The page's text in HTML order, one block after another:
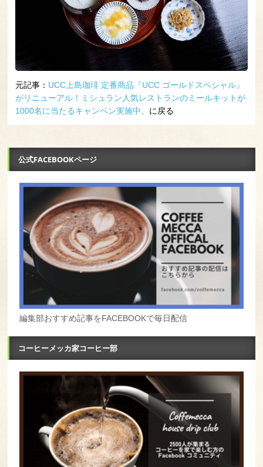
元記事： UCC上島珈琲 定番商品『UCC ゴールドスペシャル』
がリニューアル！ミシュラン人気レストランのミールキットが
1000名に当たるキャンペン実施中。 に戻る
公式FACEBOOKページ
編集部おすすめ記事をFACEBOOKで毎日配信
コーヒーメッカ家コーヒー部